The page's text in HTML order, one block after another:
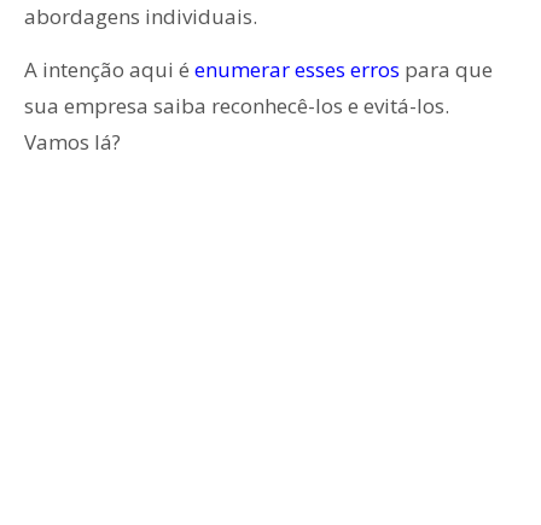
abordagens individuais.
A intenção aqui é enumerar esses erros para que
sua empresa saiba reconhecê-los e evitá-los.
Vamos lá?